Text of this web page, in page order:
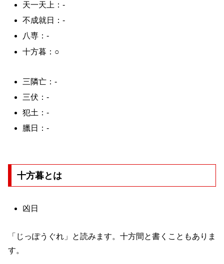
天一天上：-
不成就日：-
八専：-
十方暮：○
三隣亡：-
三伏：-
犯土：-
臘日：-
十方暮とは
凶日
「じっぽうぐれ」と読みます。十方間と書くこともありま
す。